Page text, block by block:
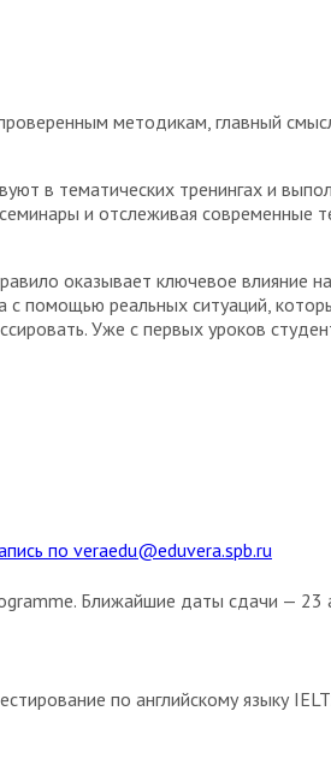
методикам, главный
в тематических тренингах и
и отслеживая современные
оказывает ключевое влияние
с помощью реальных ситуаций,
Уже с первых уроков
по veraedu@eduvera.spb.ru
Ближайшие даты сдачи — 23
по английскому языку